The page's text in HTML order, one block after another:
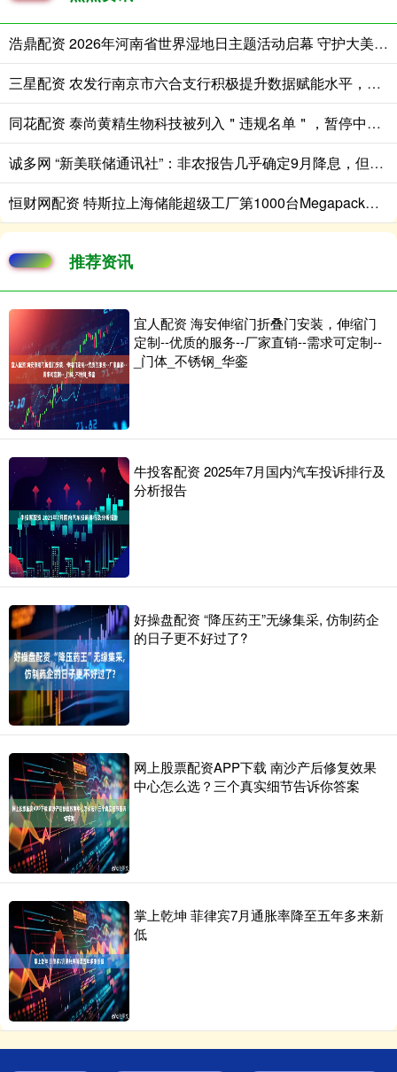
浩鼎配资 2026年河南省世界湿地日主题活动启幕 守护大美湿地 共建生态河南
三星配资 农发行南京市六合支行积极提升数据赋能水平，锻造专业人才队伍
同花配资 泰尚黄精生物科技被列入＂违规名单＂，暂停中药饮片集中采购申报资格
诚多网 “新美联储通讯社”：非农报告几乎确定9月降息，但此后的降息争论更复杂
恒财网配资 特斯拉上海储能超级工厂第1000台Megapack储能系统下线
推荐资讯
宜人配资 海安伸缩门折叠门安装，伸缩门
定制--优质的服务--厂家直销--需求可定制--
_门体_不锈钢_华銮
牛投客配资 2025年7月国内汽车投诉排行及
分析报告
好操盘配资 “降压药王”无缘集采, 仿制药企
的日子更不好过了?
网上股票配资APP下载 南沙产后修复效果
中心怎么选？三个真实细节告诉你答案
掌上乾坤 菲律宾7月通胀率降至五年多来新
低